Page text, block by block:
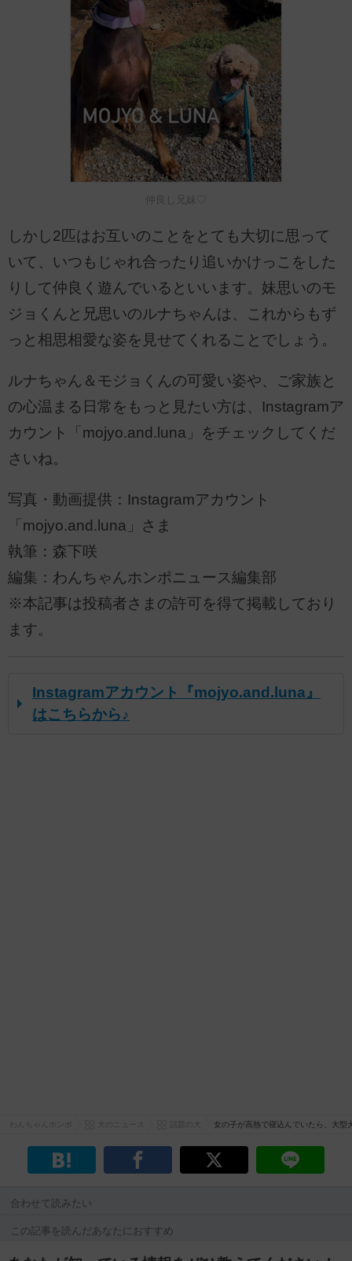
仲良し兄妹♡
しかし2匹はお互いのことをとても大切に思って
いて、いつもじゃれ合ったり追いかけっこをした
りして仲良く遊んでいるといいます。妹思いのモ
ジョくんと兄思いのルナちゃんは、これからもず
っと相思相愛な姿を見せてくれることでしょう。
ルナちゃん＆モジョくんの可愛い姿や、ご家族と
の心温まる日常をもっと見たい方は、Instagramア
カウント「mojyo.and.luna」をチェックしてくだ
さいね。
写真・動画提供：Instagramアカウント
「mojyo.and.luna」さま
執筆：森下咲
編集：わんちゃんホンポニュース編集部
※本記事は投稿者さまの許可を得て掲載しており
ます。
Instagramアカウント『mojyo.and.luna』
はこちらから♪
女の子が高熱で寝込んでいたら、大
合わせて読みたい
この記事を読んだあなたにおすすめ